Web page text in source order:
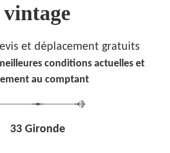
vintage
et déplacement gratuits
conditions actuelles et
au comptant
33 Gironde